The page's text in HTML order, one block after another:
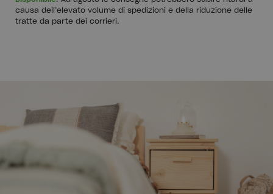
causa dell’elevato volume di spedizioni e della riduzione delle
tratte da parte dei corrieri.